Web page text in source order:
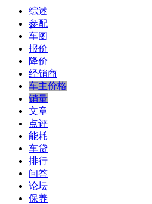
综述
参配
车图
报价
降价
经销商
车主价格
销量
文章
点评
能耗
车贷
排行
问答
论坛
保养